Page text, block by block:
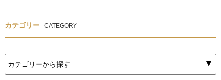
カテゴリー CATEGORY